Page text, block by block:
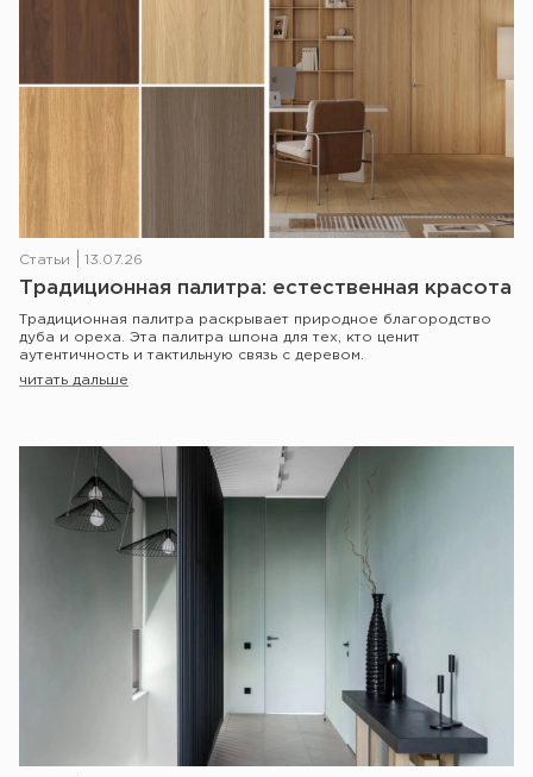
Статьи 13.07.26
Традиционная палитра: естественная красота
Традиционная палитра раскрывает природное благородство
дуба и ореха. Эта палитра шпона для тех, кто ценит
аутентичность и тактильную связь с деревом.
читать дальше